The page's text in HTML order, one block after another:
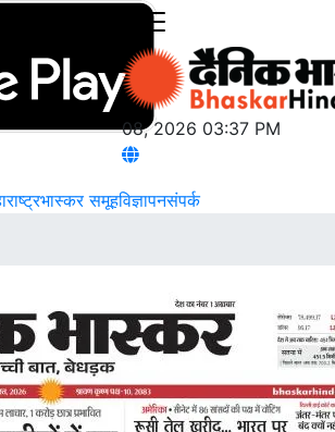
08, 2026 03:37 PM
भास्कर समूहविज्ञापनसंपर्क